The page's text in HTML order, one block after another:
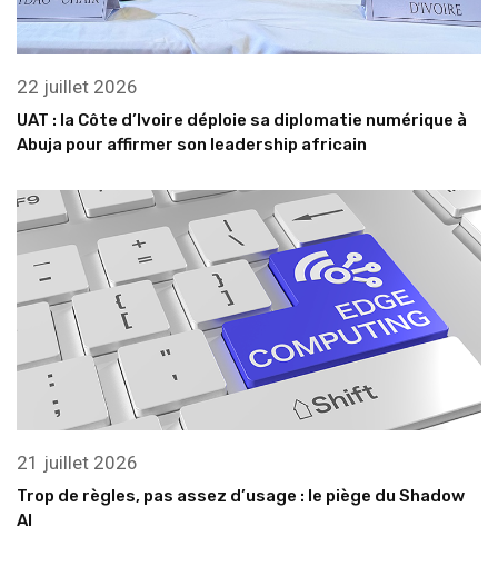
22 juillet 2026
UAT : la Côte d’Ivoire déploie sa diplomatie numérique à
Abuja pour affirmer son leadership africain
21 juillet 2026
Trop de règles, pas assez d’usage : le piège du Shadow
AI